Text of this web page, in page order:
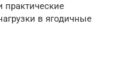
практические
в ягодичные